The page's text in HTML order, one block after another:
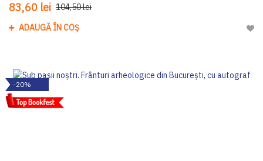
83,60 lei 104,50 lei
ADAUGĂ ÎN COȘ
-20%